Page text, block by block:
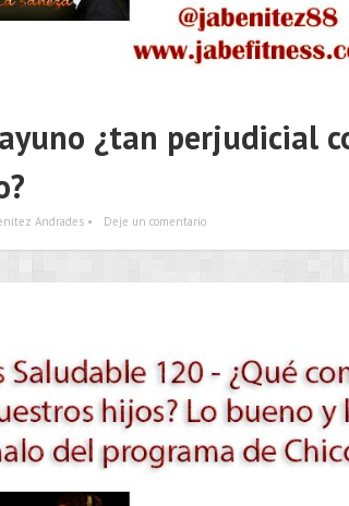
¿tan perjudicial
Andrades • Deje un comentario